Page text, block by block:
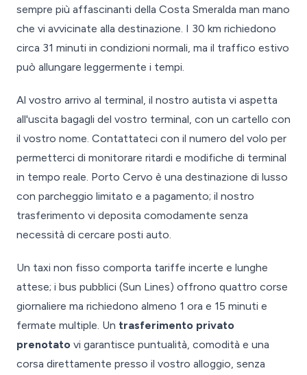
sempre più affascinanti della Costa Smeralda man mano
che vi avvicinate alla destinazione. I 30 km richiedono
circa 31 minuti in condizioni normali, ma il traffico estivo
può allungare leggermente i tempi.
Al vostro arrivo al terminal, il nostro autista vi aspetta
all'uscita bagagli del vostro terminal, con un cartello con
il vostro nome. Contattateci con il numero del volo per
permetterci di monitorare ritardi e modifiche di terminal
in tempo reale. Porto Cervo è una destinazione di lusso
con parcheggio limitato e a pagamento; il nostro
trasferimento vi deposita comodamente senza
necessità di cercare posti auto.
Un taxi non fisso comporta tariffe incerte e lunghe
attese; i bus pubblici (Sun Lines) offrono quattro corse
giornaliere ma richiedono almeno 1 ora e 15 minuti e
fermate multiple. Un trasferimento privato
prenotato vi garantisce puntualità, comodità e una
corsa direttamente presso il vostro alloggio, senza